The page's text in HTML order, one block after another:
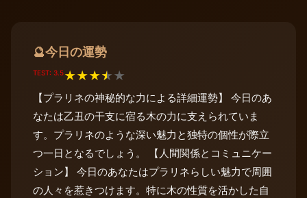
🔮今日の運勢
TEST: 3.5★★★★★
【プラリネの神秘的な力による詳細運勢】 今日のあ
なたは乙丑の干支に宿る木の力に支えられていま
す。プラリネのような深い魅力と独特の個性が際立
つ一日となるでしょう。 【人間関係とコミュニケー
ション】 今日のあなたはプラリネらしい魅力で周囲
の人々を惹きつけます。特に木の性質を活かした自